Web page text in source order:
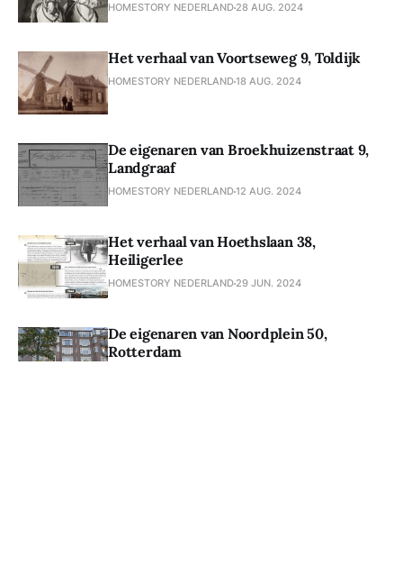
HOMESTORY NEDERLAND 28 AUG. 2024
Het verhaal van Voortseweg 9, Toldijk
HOMESTORY NEDERLAND18 AUG. 2024
De eigenaren van Broekhuizenstraat 9,
Landgraaf
HOMESTORY NEDERLAND12 AUG. 2024
Het verhaal van Hoethslaan 38,
Heiligerlee
HOMESTORY NEDERLAND 29 JUN. 2024
De eigenaren van Noordplein 50,
Rotterdam